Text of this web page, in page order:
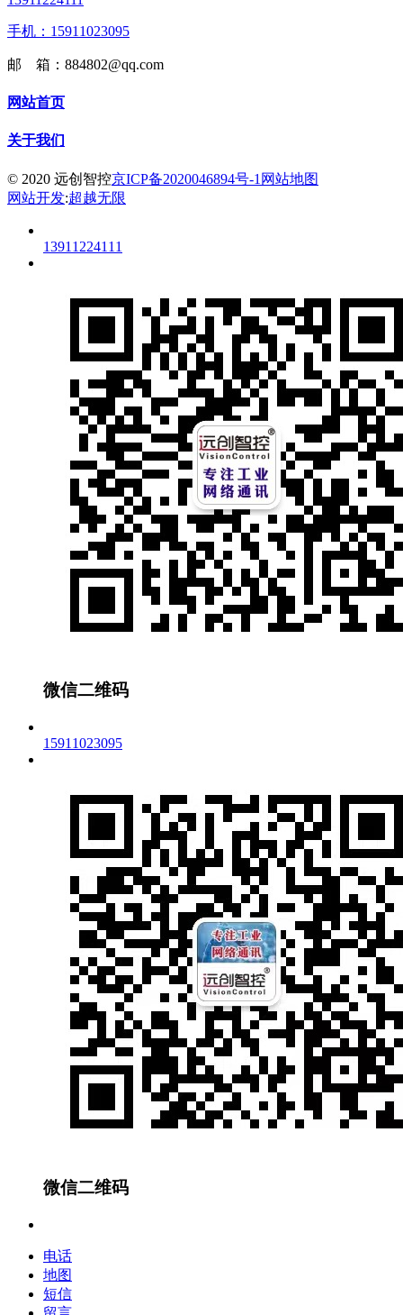
手机：15911023095
邮 箱：884802@qq.com
网站首页
关于我们
© 2020 远创智控京ICP备2020046894号-1 网站地图
网站开发:超越无限
13911224111
微信二维码
15911023095
微信二维码
电话
地图
短信